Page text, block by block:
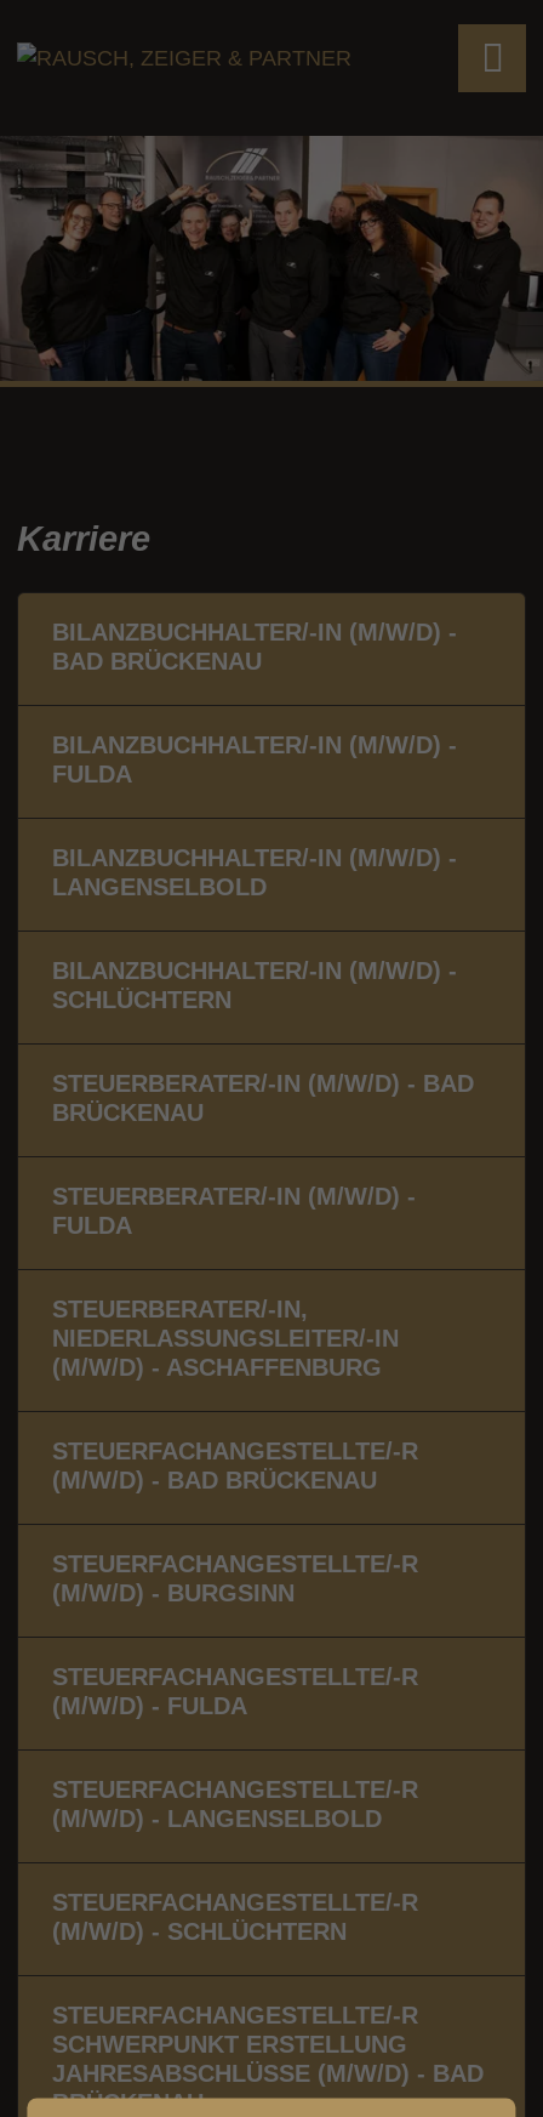
Karriere
BILANZBUCHHALTER/-IN (M/W/D) -
BAD BRÜCKENAU
BILANZBUCHHALTER/-IN (M/W/D) -
FULDA
BILANZBUCHHALTER/-IN (M/W/D) -
LANGENSELBOLD
BILANZBUCHHALTER/-IN (M/W/D) -
SCHLÜCHTERN
STEUERBERATER/-IN (M/W/D) - BAD
BRÜCKENAU
STEUERBERATER/-IN (M/W/D) -
FULDA
STEUERBERATER/-IN,
NIEDERLASSUNGSLEITER/-IN
(M/W/D) - ASCHAFFENBURG
STEUERFACHANGESTELLTE/-R
(M/W/D) - BAD BRÜCKENAU
STEUERFACHANGESTELLTE/-R
(M/W/D) - BURGSINN
STEUERFACHANGESTELLTE/-R
(M/W/D) - FULDA
STEUERFACHANGESTELLTE/-R
(M/W/D) - LANGENSELBOLD
STEUERFACHANGESTELLTE/-R
(M/W/D) - SCHLÜCHTERN
STEUERFACHANGESTELLTE/-R
SCHWERPUNKT ERSTELLUNG
JAHRESABSCHLÜSSE (M/W/D) - BAD
BRÜCKENAU